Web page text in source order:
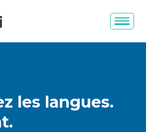
les langues.